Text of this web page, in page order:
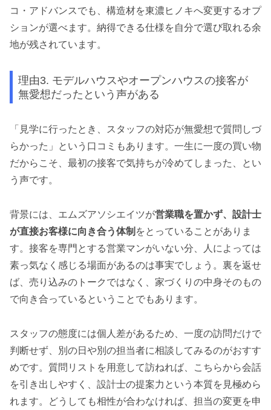
コ・アドバンスでも、構造材を東濃ヒノキへ変更するオプ
ションが選べます。納得できる仕様を自分で選び取れる余
地が残されています。
理由3. モデルハウスやオープンハウスの接客が
無愛想だったという声がある
「見学に行ったとき、スタッフの対応が無愛想で質問しづ
らかった」という口コミもあります。一生に一度の買い物
だからこそ、最初の接客で気持ちが冷めてしまった、とい
う声です。
背景には、エムズアソシエイツが営業職を置かず、設計士
が直接お客様に向き合う体制 をとっていることがありま
す。接客を専門とする営業マンがいない分、人によっては
素っ気なく感じる場面があるのは事実でしょう。裏を返せ
ば、売り込みのトークではなく、家づくりの中身そのもの
で向き合っているということでもあります。
スタッフの態度には個人差があるため、一度の訪問だけで
判断せず、別の日や別の担当者に相談してみるのがおすす
めです。質問リストを用意して訪ねれば、こちらから会話
を引き出しやすく、設計士の提案力という本質を見極めら
れます。どうしても相性が合わなければ、担当の変更を申